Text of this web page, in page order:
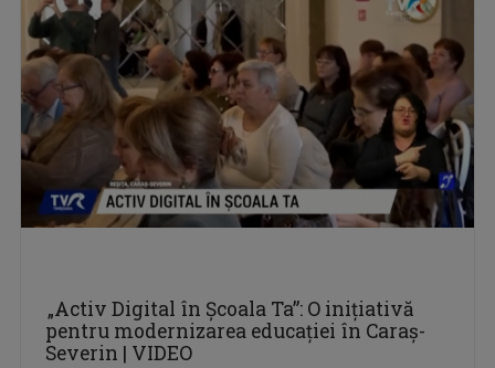
„Activ Digital în Școala Ta”: O inițiativă
pentru modernizarea educației în Caraș-
Severin | VIDEO